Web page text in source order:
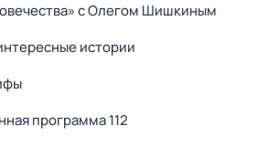
с Олегом Шишкиным
истории
программа 112